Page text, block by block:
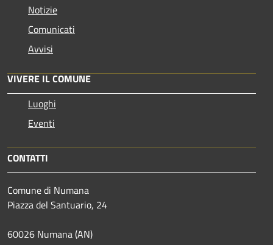
Notizie
Comunicati
Avvisi
VIVERE IL COMUNE
Luoghi
Eventi
CONTATTI
Comune di Numana
Piazza del Santuario, 24
60026 Numana (AN)